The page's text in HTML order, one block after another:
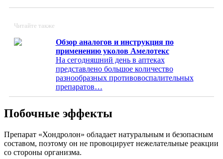
Читайте также
Обзор аналогов и инструкция по
применению уколов Амелотекс
На сегодняшний день в аптеках
представлено большое количество
разнообразных противовоспалительных
препаратов…
Побочные эффекты
Препарат «Хондролон» обладает натуральным и безопасным
составом, поэтому он не провоцирует нежелательные реакции
со стороны организма.